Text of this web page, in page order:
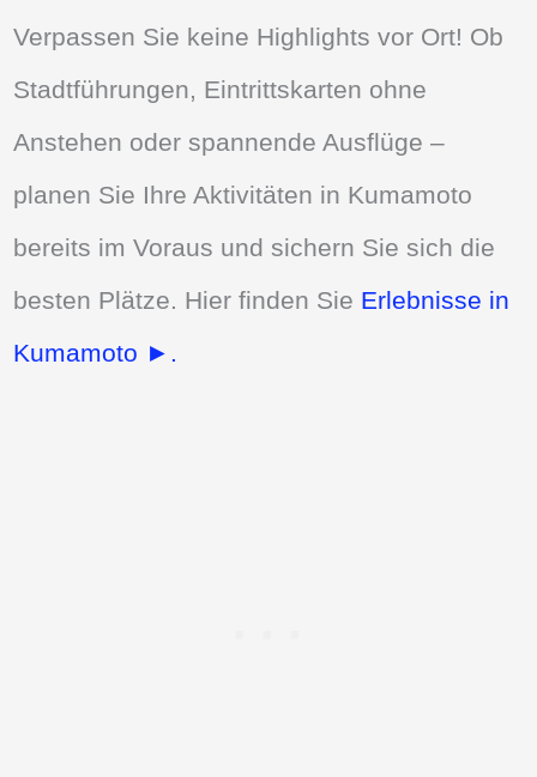
Verpassen Sie keine Highlights vor Ort! Ob
Stadtführungen, Eintrittskarten ohne
Anstehen oder spannende Ausflüge –
planen Sie Ihre Aktivitäten in Kumamoto
bereits im Voraus und sichern Sie sich die
besten Plätze. Hier finden Sie Erlebnisse in
Kumamoto ►.